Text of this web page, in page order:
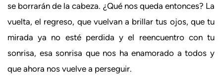
se borrarán de la cabeza. ¿Qué nos queda entonces? La
vuelta, el regreso, que vuelvan a brillar tus ojos, que tu
mirada ya no esté perdida y el reencuentro con tu
sonrisa, esa sonrisa que nos ha enamorado a todos y
que ahora nos vuelve a perseguir.